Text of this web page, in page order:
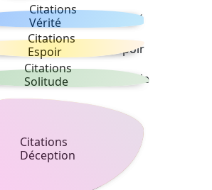
Citations
Vérité
Citations
Espoir
Citations
Solitude
Citations
Déception